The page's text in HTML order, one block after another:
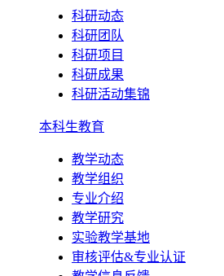
科研动态
科研团队
科研项目
科研成果
科研活动集锦
本科生教育
教学动态
教学组织
专业介绍
教学研究
实验教学基地
审核评估&专业认证